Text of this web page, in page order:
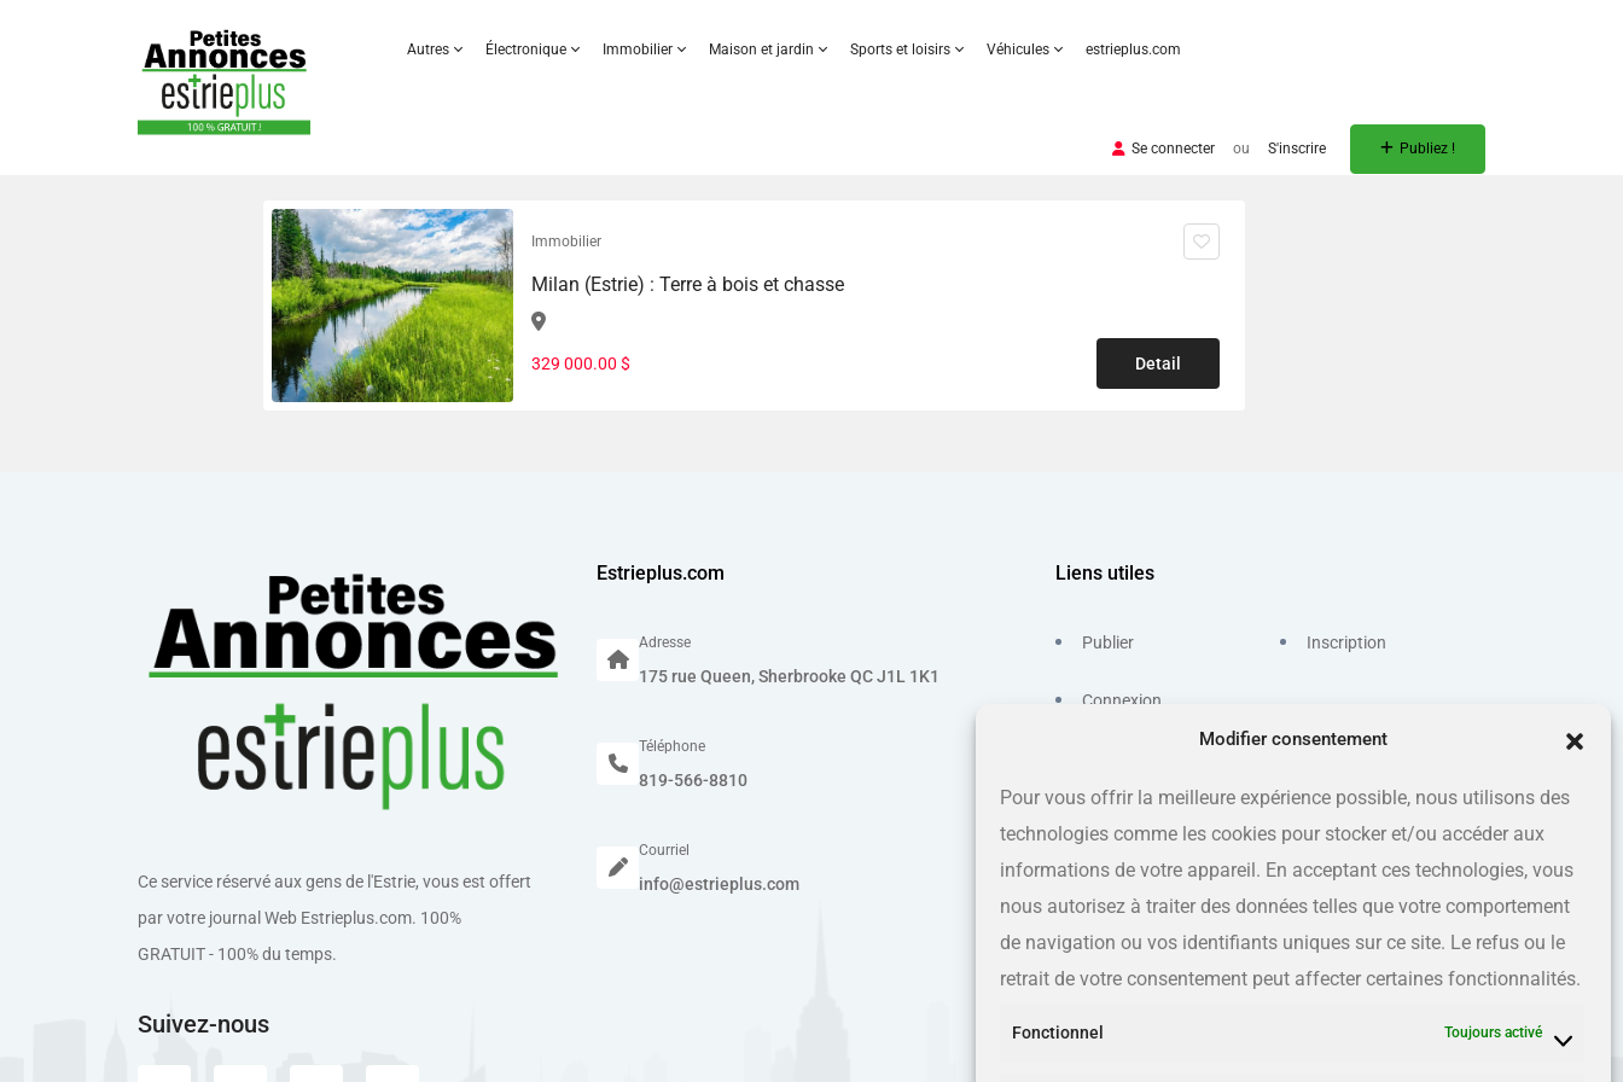
Modifier consentement
Pour vous offrir la meilleure expérience possible, nous utilisons des
technologies comme les cookies pour stocker et/ou accéder aux
informations de votre appareil. En acceptant ces technologies, vous
nous autorisez à traiter des données telles que votre comportement
de navigation ou vos identifiants uniques sur ce site. Le refus ou le
retrait de votre consentement peut affecter certaines fonctionnalités.
Fonctionnel Toujours activé
Autres Électronique Immobilier Maison et jardin Sports et loisirs Véhicules estrieplus.com
Se connecter ou S'inscrire Publiez !
Immobilier
Milan (Estrie) : Terre à bois et chasse
329 000.00 $ Detail
Ce service réservé aux gens de l'Estrie, vous est offert
par votre journal Web Estrieplus.com. 100%
GRATUIT - 100% du temps.
Suivez-nous
Estrieplus.com
Adresse
175 rue Queen, Sherbrooke QC J1L 1K1
Téléphone
819-566-8810
Courriel
info@estrieplus.com
Liens utiles
Publier
Connexion
Inscription